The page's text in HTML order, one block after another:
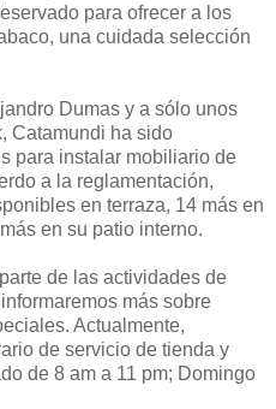
para ofrecer a los
una cuidada selección
Dumas y a sólo unos
Catamundi ha sido
para instalar mobiliario de
a la reglamentación,
en terraza, 14 más en
en su patio interno.
de las actividades de
más sobre
Actualmente,
de servicio de tienda y
de 8 am a 11 pm; Domingo